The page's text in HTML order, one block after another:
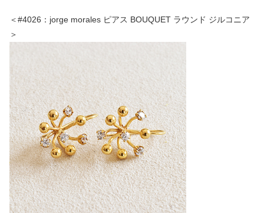
＜#4026：jorge morales ピアス BOUQUET ラウンド ジルコニア
＞